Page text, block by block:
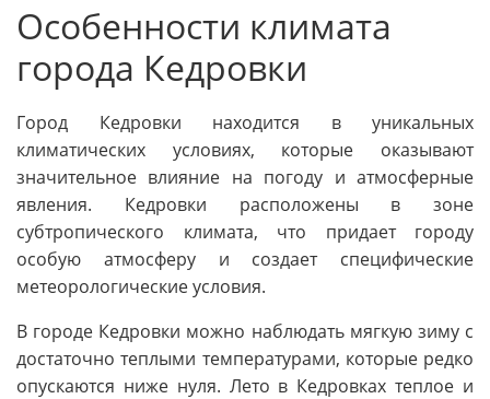
Особенности климата
города Кедровки
Город Кедровки находится в уникальных
климатических условиях, которые оказывают
значительное влияние на погоду и атмосферные
явления. Кедровки расположены в зоне
субтропического климата, что придает городу
особую атмосферу и создает специфические
метеорологические условия.
В городе Кедровки можно наблюдать мягкую зиму с
достаточно теплыми температурами, которые редко
опускаются ниже нуля. Лето в Кедровках теплое и